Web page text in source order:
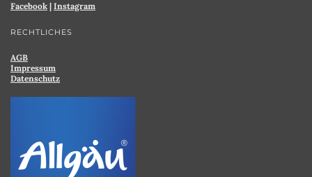
Facebook | Instagram
RECHTLICHES
AGB
Impressum
Datenschutz